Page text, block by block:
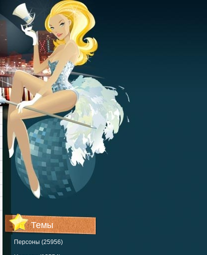
Темы
Персоны (25956)